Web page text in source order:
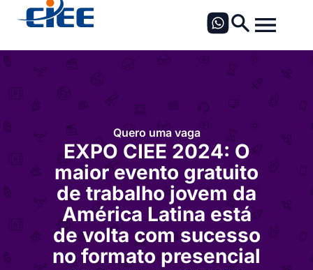
Quero uma vaga
EXPO CIEE 2024: O
maior evento gratuito
de trabalho jovem da
América Latina está
de volta com sucesso
no formato presencial